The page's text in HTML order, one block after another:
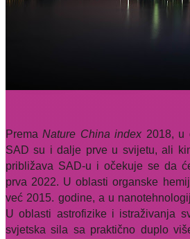
PremaNature China index 2018, u
SAD su i dalje prve u svijetu, ali
približava SAD-u i očekuje se da
prva 2022. U oblasti organske
već 2015. godine, a u
U oblasti astrofizike i istraživanja
svjetska sila sa praktično duplo